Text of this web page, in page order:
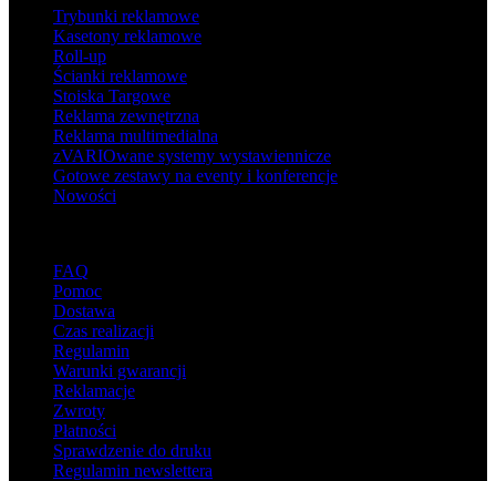
Trybunki reklamowe
Kasetony reklamowe
Roll-up
Ścianki reklamowe
Stoiska Targowe
Reklama zewnętrzna
Reklama multimedialna
zVARIOwane systemy wystawiennicze
Gotowe zestawy na eventy i konferencje
Nowości
FAQ
Pomoc
Dostawa
Czas realizacji
Regulamin
Warunki gwarancji
Reklamacje
Zwroty
Płatności
Sprawdzenie do druku
Regulamin newslettera